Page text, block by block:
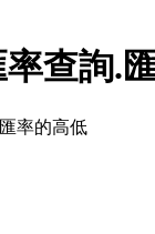
查詢.
率的高低